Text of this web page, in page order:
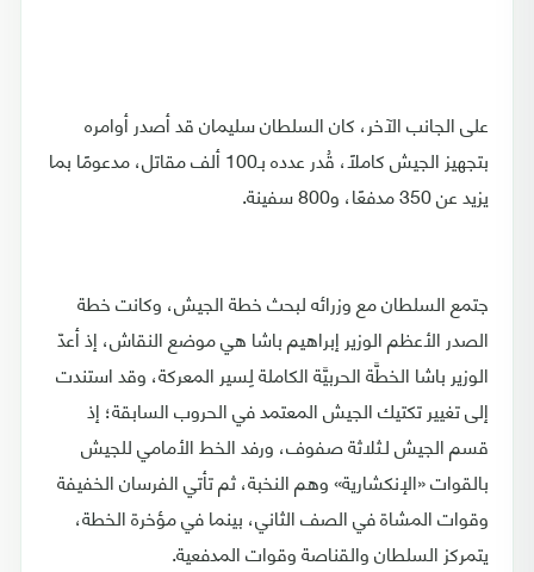
على الجانب الآخر، كان السلطان سليمان قد أصدر أوامره
بتجهيز الجيش كاملًا، قُدر عدده بـ100 ألف مقاتل، مدعومًا بما
يزيد عن 350 مدفعًا، و800 سفينة.
جتمع السلطان مع وزرائه لبحث خطة الجيش، وكانت خطة
الصدر الأعظم الوزير إبراهيم باشا هي موضع النقاش، إذ أعدّ
الوزير باشا الخطَّة الحربيَّة الكاملة لِسير المعركة، وقد استندت
إلى تغيير تكتيك الجيش المعتمد في الحروب السابقة؛ إذ
قسم الجيش لـثلاثة صفوف، ورفد الخط الأمامي للجيش
بالقوات «الإنكشارية» وهم النخبة، ثم تأتي الفرسان الخفيفة
وقوات المشاة في الصف الثاني، بينما في مؤخرة الخطة،
يتمركز السلطان والقناصة وقوات المدفعية.